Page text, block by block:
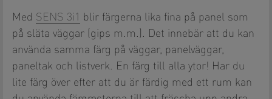
Med SENS 3i1
blir färgerna lika fina på panel som
på släta väggar (gips m.m.). Det innebär att du kan
använda samma färg på väggar, panelväggar,
paneltak och listverk. En färg till alla ytor! Har du
lite färg över efter att du är färdig med ett rum kan